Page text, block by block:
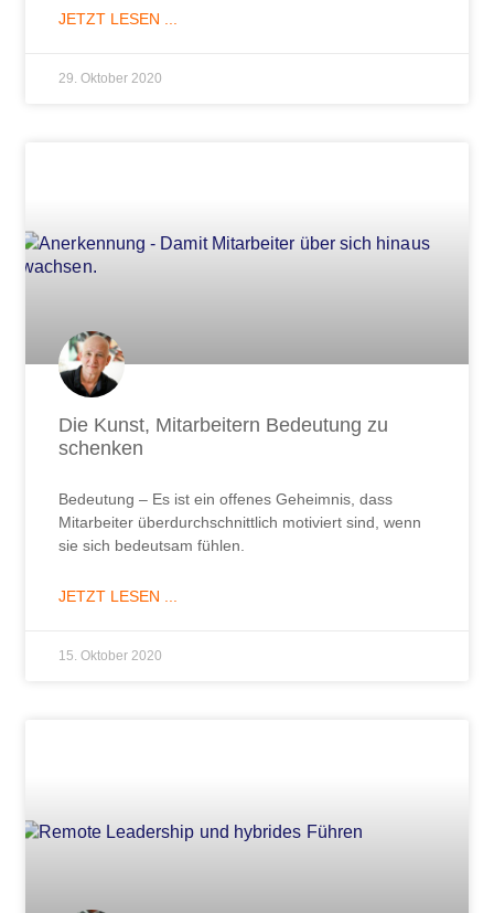
JETZT LESEN ...
29. Oktober 2020
Die Kunst, Mitarbeitern Bedeutung zu
schenken
Bedeutung – Es ist ein offenes Geheimnis, dass
Mitarbeiter überdurchschnittlich motiviert sind, wenn
sie sich bedeutsam fühlen.
JETZT LESEN ...
15. Oktober 2020